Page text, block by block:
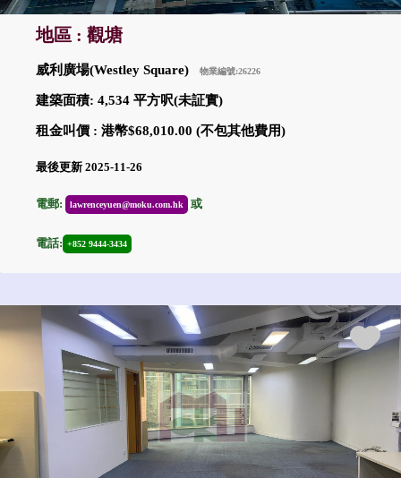
地區 : 觀塘
威利廣場(Westley Square) 物業編號:26226
建築面積: 4,534 平方呎(未証實)
租金叫價 : 港幣$68,010.00 (不包其他費用)
最後更新 2025-11-26
電郵: lawrenceyuen@moku.com.hk 或
電話: +852 9444-3434